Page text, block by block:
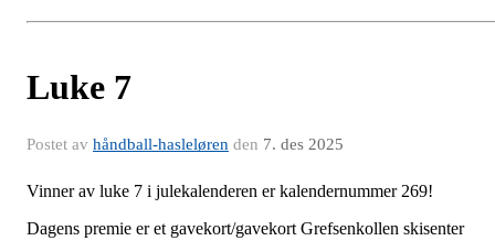
Luke 7
Postet av håndball-hasleløren den 7. des 2025
Vinner av luke 7 i julekalenderen er kalendernummer 269!
Dagens premie er et gavekort/gavekort Grefsenkollen skisenter